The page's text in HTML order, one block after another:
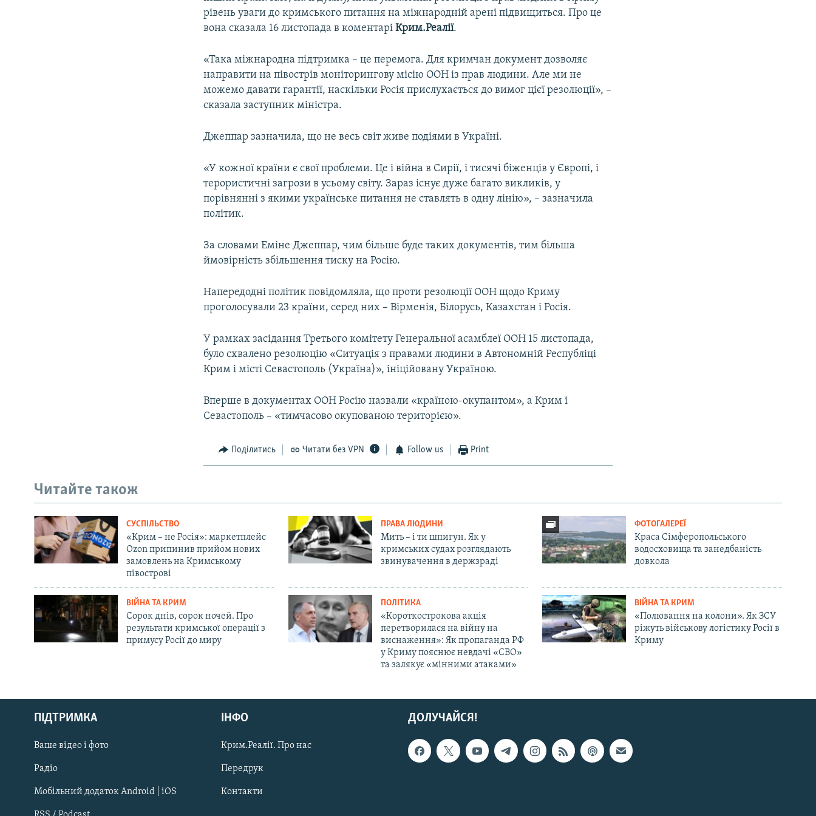
Русский
Qırımtatar
ДОЛУЧАЙСЯ!
рівень уваги до кримського питання на міжнародній арені підвищиться. Про це
вона сказала 16 листопада в коментаріКрим.Реалії.
«Така міжнародна підтримка – це перемога. Для кримчан документ дозволяє
направити на півострів моніторингову місію ООН із прав людини. Але ми не
можемо давати гарантії, наскільки Росія прислухається до вимог цієї резолюції», –
сказала заступник міністра.
Джеппар зазначила, що не весь світ живе подіями в Україні.
«У кожної країни є свої проблеми. Це і війна в Сирії, і тисячі біженців у Європі, і
терористичні загрози в усьому світу. Зараз існує дуже багато викликів, у
порівнянні з якими українське питання не ставлять в одну лінію», – зазначила
політик.
За словами Еміне Джеппар, чим більше буде таких документів, тим більша
ймовірність збільшення тиску на Росію.
Напередодні політик повідомляла, що проти резолюції ООН щодо Криму
проголосували 23 країни, серед них – Вірменія, Білорусь, Казахстан і Росія.
У рамках засідання Третього комітету Генеральної асамблеї ООН 15 листопада,
було схвалено резолюцію «Ситуація з правами людини в Автономній Республіці
Крим і місті Севастополь (Україна)», ініційовану Україною.
Вперше в документах ООН Росію назвали «країною-окупантом», а Крим і
Севастополь – «тимчасово окупованою територією».
Поділитись Читати без VPN Follow us Print
Читайте також
СУСПІЛЬСТВО
«Крим – не Росія»: маркетплейс
Ozon припинив прийом нових
замовлень на Кримському
півострові
ПРАВА ЛЮДИНИ
Мить – і ти шпигун. Як у
кримських судах розглядають
звинувачення в держзраді
ФОТОГАЛЕРЕЇ
Краса Сімферопольського
водосховища та занедбаність
довкола
ВІЙНА ТА КРИМ
Сорок днів, сорок ночей. Про
результати кримської операції з
примусу Росії до миру
ПОЛІТИКА
«Короткострокова акція
перетворилася на війну на
виснаження»: Як пропаганда РФ
у Криму пояснює невдачі «СВО»
та залякує «мінними атаками»
ВІЙНА ТА КРИМ
«Полювання на колони». Як ЗСУ
ріжуть військову логістику Росії в
Криму
ДОЛУЧАЙСЯ!
ПІДТРИМКА
Ваше відео і фото
Радіо
Мобільний додаток Android | iOS
ІНФО
Крим.Реалії. Про нас
Передрук
Контакти